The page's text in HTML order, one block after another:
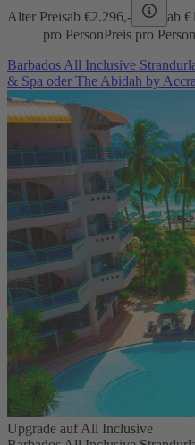
Alter Preisab €2.296,- ab €
pro PersonPreis pro Person
Barbados All Inclusive
& Spa oder The Abidah by Accra
Upgrade auf All Inclusive